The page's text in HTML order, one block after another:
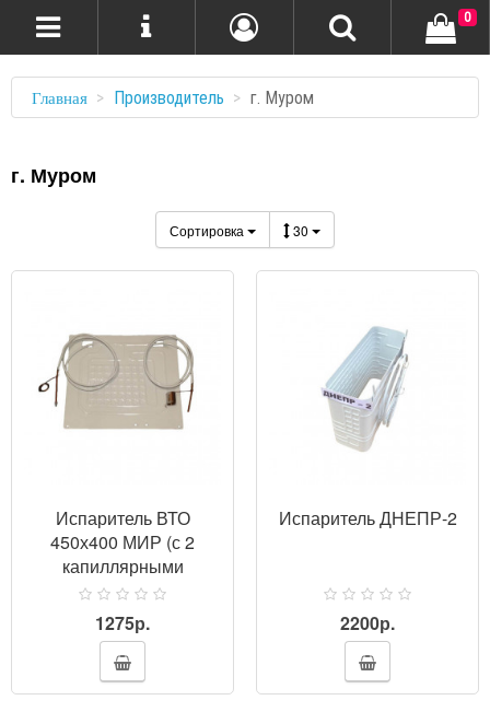
0
Главная Производитель г. Муром
г. Муром
Сортировка 30
Испаритель ВТО
450х400 МИР (с 2
капиллярными
трубками)
1275р.
Испаритель ДНЕПР-2
2200р.